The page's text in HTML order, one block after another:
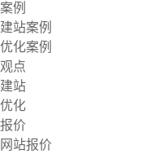
案例
建站案例
优化案例
观点
建站
优化
报价
网站报价